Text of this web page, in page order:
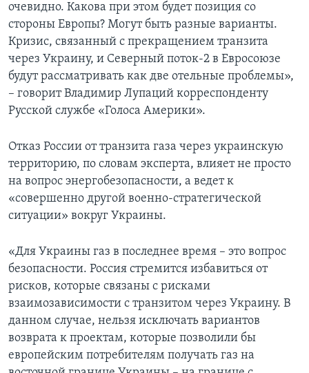
очевидно. Какова при этом будет позиция со
стороны Европы? Могут быть разные варианты.
Кризис, связанный с прекращением транзита
через Украину, и Северный поток-2 в Евросоюзе
будут рассматривать как две отельные проблемы»,
– говорит Владимир Лупаций корреспонденту
Русской службе «Голоса Америки».
Отказ России от транзита газа через украинскую
территорию, по словам эксперта, влияет не просто
на вопрос энергобезопасности, а ведет к
«совершенно другой военно-стратегической
ситуации» вокруг Украины.
«Для Украины газ в последнее время – это вопрос
безопасности. Россия стремится избавиться от
рисков, которые связаны с рисками
взаимозависимости с транзитом через Украину. В
данном случае, нельзя исключать вариантов
возврата к проектам, которые позволили бы
европейским потребителям получать газ на